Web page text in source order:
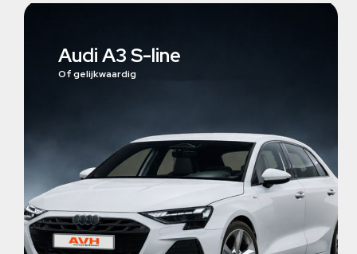
Audi A3 S-line
Of gelijkwaardig